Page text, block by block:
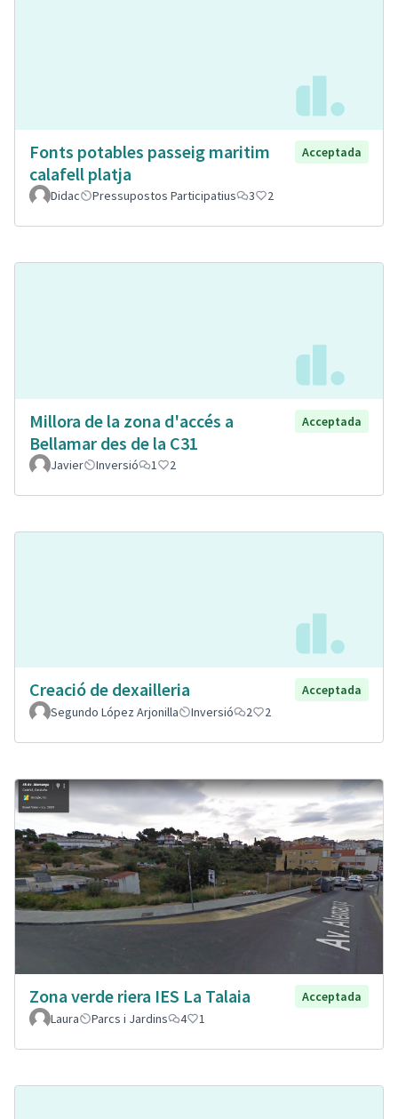
Fonts potables passeig maritim
calafell platja
Acceptada
Didac Pressupostos Participatius 3 2
Millora de la zona d'accés a
Bellamar des de la C31
Acceptada
Javier Inversió 1 2
Creació de dexailleria
Acceptada
Segundo López Arjonilla
Inversió 2 2
Zona verde riera IES La Talaia
Acceptada
Laura
Parcs i Jardins 4 1